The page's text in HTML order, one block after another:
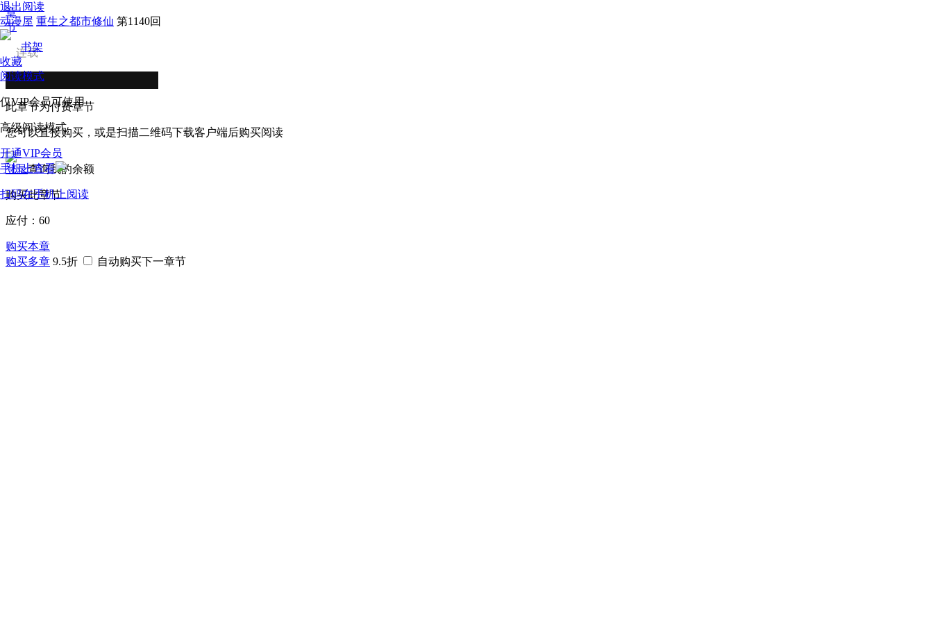
章
节
连载
退出阅读
动漫屋 重生之都市修仙 第1140回
书架
收藏
阅读模式
仅VIP会员可使用
高级阅读模式
开通VIP会员
手机上查看
扫码在手机上阅读
此章节为付费章节
您可以直接购买，或是扫描二维码下载客户端后购买阅读
登录查询我的余额
购买此章节
应付： 60
购买本章
购买多章 9.5折 自动购买下一章节